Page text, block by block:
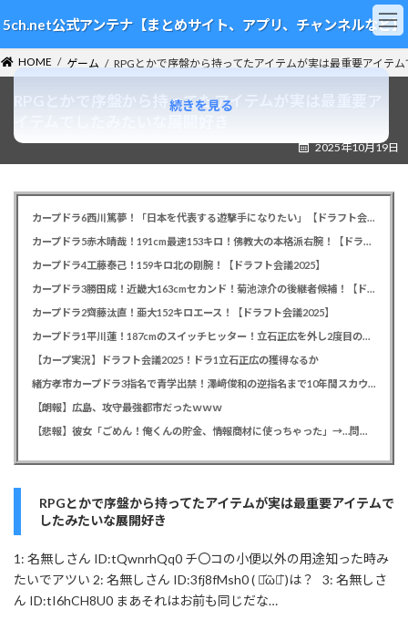
ン
テ
ン
ツ
ビ
ゲ
ー
シ
5ch.net公式アンテナ【まとめサイト、アプリ、チャンネルなど】
HOME ゲーム RPGとかで序盤から持ってたアイテムが実は最重要アイテ
RPGとかで序盤から持ってたアイテムが実は最重要ア
2025年10月19日
カープドラ6西川篤夢！「日本を代表する遊撃手になりたい」【ドラフト会議2025】
カープドラ5赤木晴哉！191cm最速153キロ！佛教大の本格派右腕！【ドラフト会議2025】
カープドラ4工藤泰己！159キロ北の剛腕！【ドラフト会議2025】
カープドラ3勝田成！近畿大163cmセカンド！菊池涼介の後継者候補！【ドラフト会議2025】
カープドラ2齊藤汰直！亜大152キロエース！【ドラフト会議2025】
カープドラ1平川蓮！187cmのスイッチヒッター！立石正広を外し2度目の重複も新井監督がクジを引き当てる！【ドラフト会議2025】
【カープ実況】ドラフト会議2025！ドラ1立石正広の獲得なるか
緒方孝市カープドラ3指名で青学出禁！澤﨑俊和の逆指名まで10年間スカウト出禁
【朗報】広島、攻守最強都市だったｗｗｗ
【悲報】彼女「ごめん！俺くんの貯金、情報商材に使っちゃった」→…問い詰めたらギャン泣きされたんだが俺が悪いのか？
RPGとかで序盤から持ってたアイテムが実は最重要アイテムで
したみたいな展開好き
1: 名無しさん ID:tQwnrhQq0 チ〇コの小便以外の用途知った時み
たいでアツい 2: 名無しさん ID:3fj8fMsh0 ( ･᷄ὢ･᷅ )は？ 3: 名無しさ
ん ID:tI6hCH8U0 まあそれはお前も同じだな…
続きを見る